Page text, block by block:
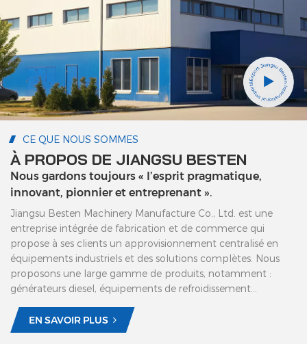
CE QUE NOUS SOMMES
À PROPOS DE JIANGSU BESTEN
Nous gardons toujours « l’esprit pragmatique,
innovant, pionnier et entreprenant ».
Jiangsu Besten Machinery Manufacture Co., Ltd. est une
entreprise intégrée de fabrication et de commerce qui
propose à ses clients un approvisionnement centralisé en
équipements industriels et des solutions complètes. Nous
proposons une large gamme de produits, notamment :
générateurs diesel, équipements de refroidissement
etc., exportés vers le monde entier. Forts de notre propre
usine et de l'appui d'une équipe technique et commerciale
EN SAVOIR PLUS